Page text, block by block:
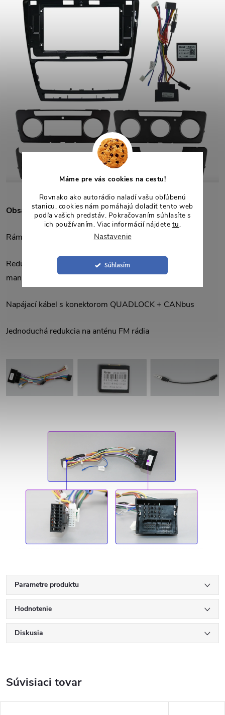
Máme pre vás cookies na cestu!
Rovnako ako autorádio naladí vašu obľúbenú
stanicu, cookies nám pomáhajú doladiť tento web
podľa vašich predstáv. Pokračovaním súhlasíte s
ich používaním. Viac informácií nájdete tu.
Nastavenie
Súhlasím
Obsah balenia
Rámček pro 10,1" autorádio
Redukčný rámčeky pre ovládanie klimatizácie
manuálna/digitálna (celkom 4 kusy)
Napájací kábel s konektorom QUADLOCK + CANbus
Jednoduchá redukcia na anténu FM rádia
Parametre produktu
Hodnotenie
Diskusia
Súvisiaci tovar